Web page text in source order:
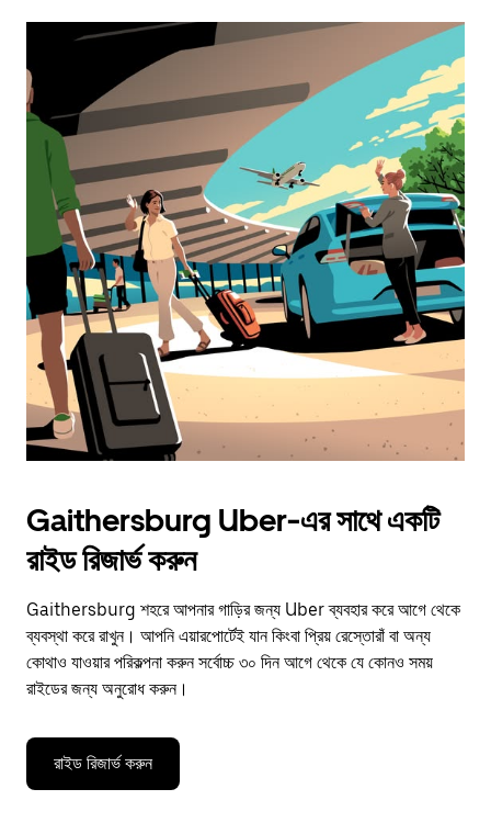
Gaithersburg Uber-এর সাথে একটি
রাইড রিজার্ভ করুন
Gaithersburg শহরে আপনার গাড়ির জন্য Uber ব্যবহার করে আগে থেকে
ব্যবস্থা করে রাখুন। আপনি এয়ারপোর্টেই যান কিংবা প্রিয় রেস্তোরাঁ বা অন্য
কোথাও যাওয়ার পরিকল্পনা করুন সর্বোচ্চ ৩০ দিন আগে থেকে যে কোনও সময়
রাইডের জন্য অনুরোধ করুন।
রাইড রিজার্ভ করুন